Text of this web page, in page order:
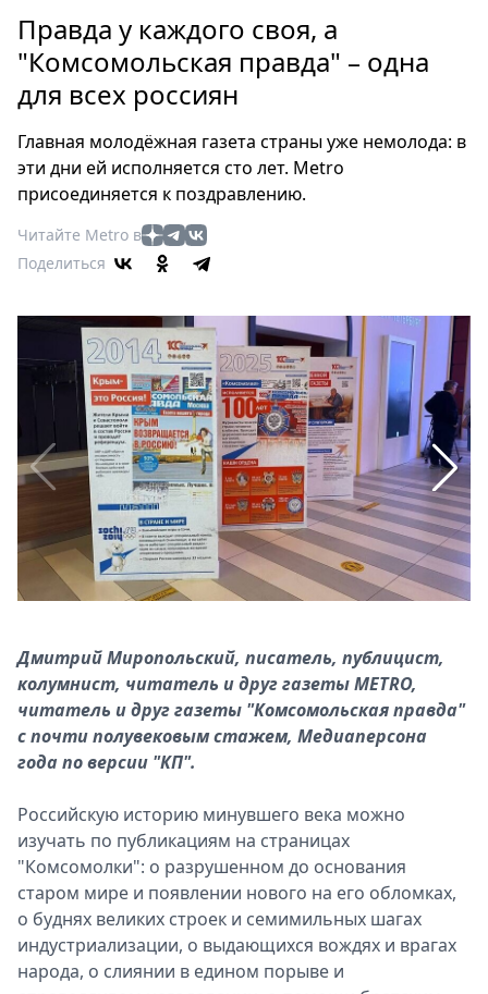
Россия
Мир
Здоровье
Туризм
Мода
Кино
Афиша
Выставки
Пресс-
релизы
О
Metro
Стримы
Спецпроекты
Звезды
Выборы
2026
Правда у каждого своя, а
"Комсомольская правда" – одна
для всех россиян
Главная молодёжная газета страны уже немолода: в
эти дни ей исполняется сто лет. Metro
присоединяется к поздравлению.
Читайте Metro в
Поделиться
Дмитрий Миропольский, писатель, публицист,
колумнист, читатель и друг газеты METRO,
читатель и друг газеты "Комсомольская правда"
с почти полувековым стажем, Медиаперсона
года по версии "КП".
Российскую историю минувшего века можно
изучать по публикациям на страницах
"Комсомолки": о разрушенном до основания
старом мире и появлении нового на его обломках,
о буднях великих строек и семимильных шагах
индустриализации, о выдающихся вождях и врагах
народа, о слиянии в едином порыве и